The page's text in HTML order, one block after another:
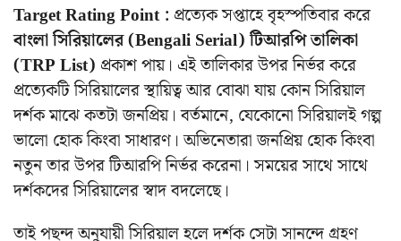
Target Rating Point : প্রত্যেক সপ্তাহে বৃহস্পতিবার করে
বাংলা সিরিয়ালের (Bengali Serial) টিআরপি তালিকা
(TRP List) প্রকাশ পায়। এই তালিকার উপর নির্ভর করে
প্রত্যেকটি সিরিয়ালের স্থায়িত্ব আর বোঝা যায় কোন সিরিয়াল
দর্শক মাঝে কতটা জনপ্রিয়। বর্তমানে, যেকোনো সিরিয়ালই গল্প
ভালো হোক কিংবা সাধারণ। অভিনেতারা জনপ্রিয় হোক কিংবা
নতুন তার উপর টিআরপি নির্ভর করেনা। সময়ের সাথে সাথে
দর্শকদের সিরিয়ালের স্বাদ বদলেছে।
তাই পছন্দ অনুযায়ী সিরিয়াল হলে দর্শক সেটা সানন্দে গ্রহণ